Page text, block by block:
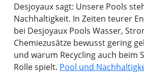
Desjoyaux sagt: Unsere Pools
Nachhaltigkeit. In Zeiten teurer
bei Desjoyaux Pools Wasser,
Chemiezusätze bewusst gering
und warum Recycling auch beim
Rolle spielt. Pool und